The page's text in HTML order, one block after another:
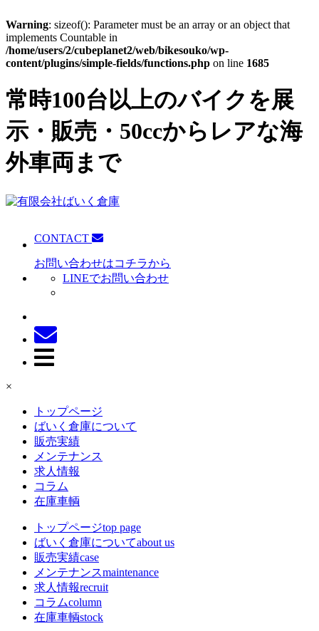
Warning: sizeof(): Parameter must be an array or an object that
implements Countable in
/home/users/2/cubeplanet2/web/bikesouko/wp-
content/plugins/simple-fields/functions.php on line 1685
常時100台以上のバイクを展
示・販売・50ccからレアな海
外車両まで
CONTACT
お問い合わせはコチラから
LINEでお問い合わせ
×
トップページ
ばいく倉庫について
販売実績
メンテナンス
求人情報
コラム
在庫車輌
トップページtop page
ばいく倉庫についてabout us
販売実績case
メンテナンスmaintenance
求人情報recruit
コラムcolumn
在庫車輌stock